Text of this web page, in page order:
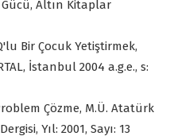
Altın Kitaplar
Bir Çocuk Yetiştirmek,
İstanbul 2004 a.g.e., s:
Çözme, M.Ü. Atatürk
Yıl: 2001, Sayı: 13